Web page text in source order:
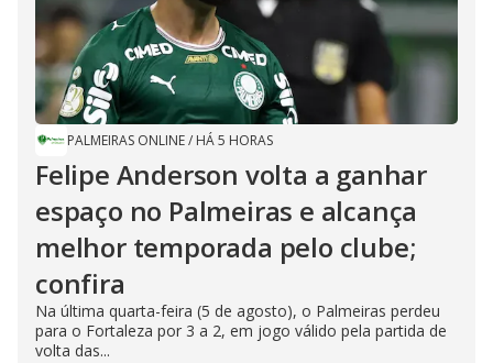
PALMEIRAS ONLINE/ HÁ 5 HORAS
Felipe Anderson volta a ganhar
espaço no Palmeiras e alcança
melhor temporada pelo clube;
confira
Na última quarta-feira (5 de agosto), o Palmeiras perdeu
para o Fortaleza por 3 a 2, em jogo válido pela partida de
volta das...